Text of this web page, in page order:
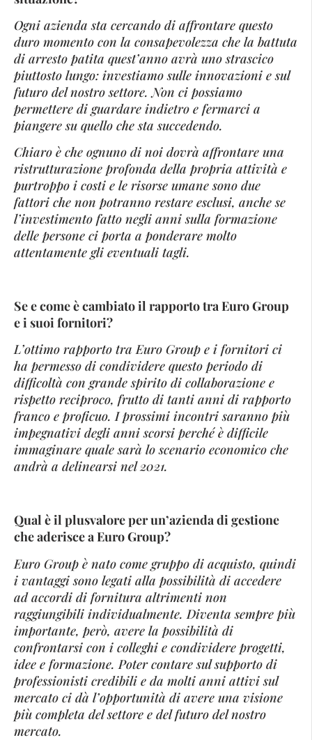
Ogni azienda sta cercando di affrontare questo
duro momento con la consapevolezza che la battuta
di arresto patita quest’anno avrà uno strascico
piuttosto lungo: investiamo sulle innovazioni e sul
futuro del nostro settore. Non ci possiamo
permettere di guardare indietro e fermarci a
piangere su quello che sta succedendo.
Chiaro è che ognuno di noi dovrà affrontare una
ristrutturazione profonda della propria attività e
purtroppo i costi e le risorse umane sono due
fattori che non potranno restare esclusi, anche se
l’investimento fatto negli anni sulla formazione
delle persone ci porta a ponderare molto
attentamente gli eventuali tagli.
Se e come è cambiato il rapporto tra Euro Group
e i suoi fornitori?
L’ottimo rapporto tra Euro Group e i fornitori ci
ha permesso di condividere questo periodo di
difficoltà con grande spirito di collaborazione e
rispetto reciproco, frutto di tanti anni di rapporto
franco e proficuo. I prossimi incontri saranno più
impegnativi degli anni scorsi perché è difficile
immaginare quale sarà lo scenario economico che
andrà a delinearsi nel 2021.
Qual è il plusvalore per un’azienda di gestione
che aderisce a Euro Group?
Euro Group è nato come gruppo di acquisto, quindi
i vantaggi sono legati alla possibilità di accedere
ad accordi di fornitura altrimenti non
raggiungibili individualmente. Diventa sempre più
importante, però, avere la possibilità di
confrontarsi con i colleghi e condividere progetti,
idee e formazione. Poter contare sul supporto di
professionisti credibili e da molti anni attivi sul
mercato ci dà l’opportunità di avere una visione
più completa del settore e del futuro del nostro
mercato.